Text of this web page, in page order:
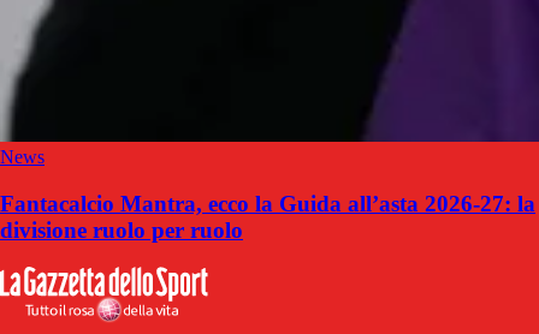
News
Fantacalcio Mantra, ecco la Guida all’asta 2026-27: la
divisione ruolo per ruolo